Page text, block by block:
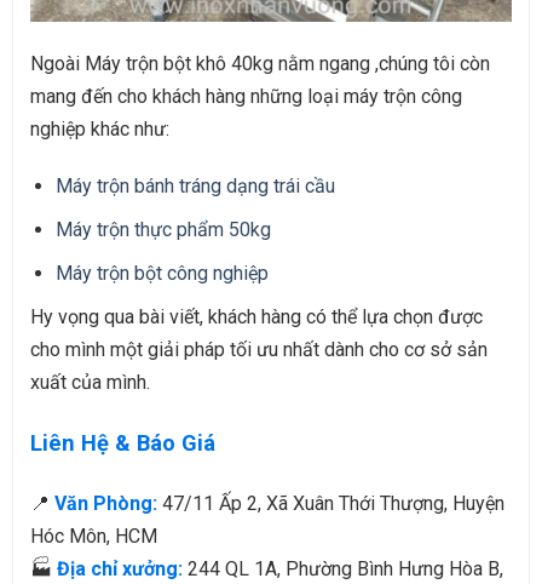
Ngoài Máy trộn bột khô 40kg nằm ngang ,chúng tôi còn
mang đến cho khách hàng những loại máy trộn công
nghiệp khác như:
Máy trộn bánh tráng dạng trái cầu
Máy trộn thực phẩm 50kg
Máy trộn bột công nghiệp
Hy vọng qua bài viết, khách hàng có thể lựa chọn được
cho mình một giải pháp tối ưu nhất dành cho cơ sở sản
xuất của mình.
Liên Hệ & Báo Giá
📍 Văn Phòng:47/11 Ấp 2, Xã Xuân Thới Thượng, Huyện
Hóc Môn, HCM
🏭 Địa chỉ xưởng:244 QL 1A, Phường Bình Hưng Hòa B,